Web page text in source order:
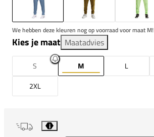
We hebben deze kleuren nog op voorraad voor maat M!
Kies je maat Maatadvies
S M L
2XL
i